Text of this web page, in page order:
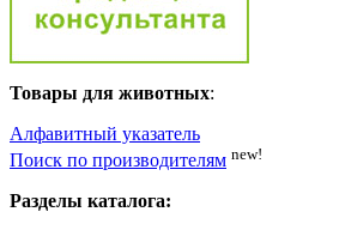
Товары для животных:
Алфавитный указатель
Поиск по производителям new!
Разделы каталога: